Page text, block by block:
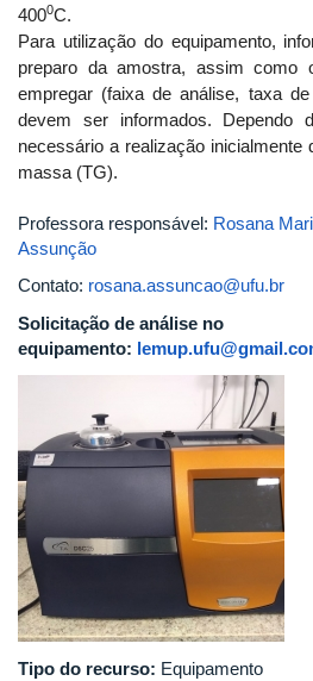
4000C.
Para utilização do equipamento,
preparo da amostra, assim como
empregar (faixa de análise, taxa
devem ser informados. Dependo
necessário a realização inicialmente
massa (TG).
Professora responsável: Rosana
Assunção
Contato: rosana.assuncao@ufu.br
Solicitação de análise no
equipamento:
Tipo do recurso: Equipamento